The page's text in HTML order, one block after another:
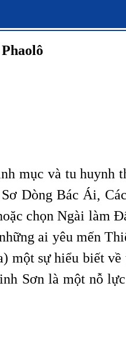
mục và tu
Dòng Bác Ái,
chọn Ngài
ai yêu mến
một sự hiểu biết
Sơn là một nỗ